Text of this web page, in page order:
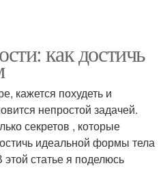
как достичь
кажется похудеть и
непростой задачей.
секретов , которые
идеальной формы тела
статье я поделюсь